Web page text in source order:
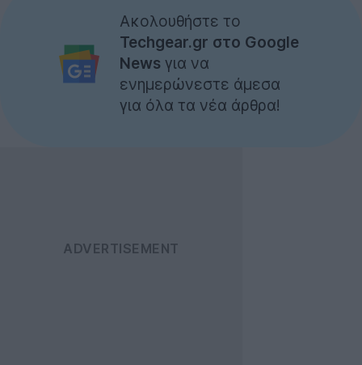
Ακολουθήστε το
Techgear.gr στο Google
News για να
ενημερώνεστε άμεσα
για όλα τα νέα άρθρα!